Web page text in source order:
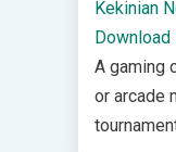
Kekinian
Download
A gaming
or arcade